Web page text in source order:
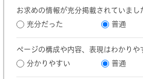
お求めの情報が充分掲載されていまし
充分だった
普通
ページの構成や内容、表現はわかりや
分かりやすい
普通